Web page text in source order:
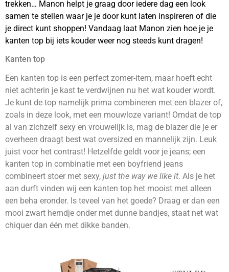
trekken… Manon helpt je graag door iedere dag een look
samen te stellen waar je je door kunt laten inspireren of die
je direct kunt shoppen! Vandaag laat Manon zien hoe je je
kanten top bij iets kouder weer nog steeds kunt dragen!
Kanten top
Een kanten top is een perfect zomer-item, maar hoeft echt
niet achterin je kast te verdwijnen nu het wat kouder wordt.
Je kunt de top namelijk prima combineren met een blazer of,
zoals in deze look, met een mouwloze variant! Omdat de top
al van zichzelf sexy en vrouwelijk is, mag de blazer die je er
overheen draagt best wat oversized en mannelijk zijn. Leuk
juist voor het contrast! Hetzelfde geldt voor je jeans; een
kanten top in combinatie met een boyfriend jeans
combineert stoer met sexy, just the way we like it. Als je het
aan durft vinden wij een kanten top het mooist met alleen
een beha eronder. Is teveel van het goede? Draag er dan een
mooi zwart hemdje onder met dunne bandjes, staat net wat
chiquer dan één met dikke banden.